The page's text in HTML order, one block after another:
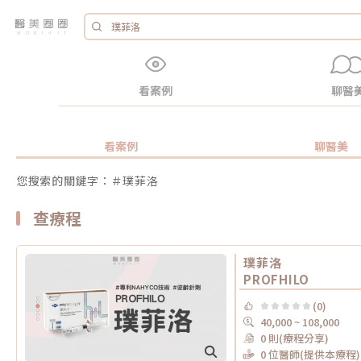
看案例 聊醫
看案例 聊醫美
您搜索的關鍵字：＃璞菲洛
查療程
璞菲洛
PROFHILO
(0)
40,000 ~ 108,000
0 則(療程分享)
0 位醫師(提供本療程)